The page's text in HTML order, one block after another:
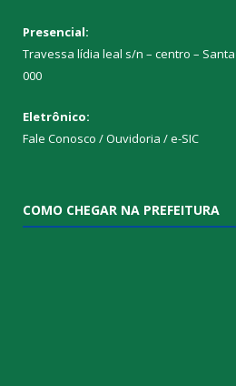
Presencial:
Travessa lídia leal s/n – centro – Santa
000
Eletrônico:
Fale Conosco / Ouvidoria / e-SIC
COMO CHEGAR NA PREFEITURA